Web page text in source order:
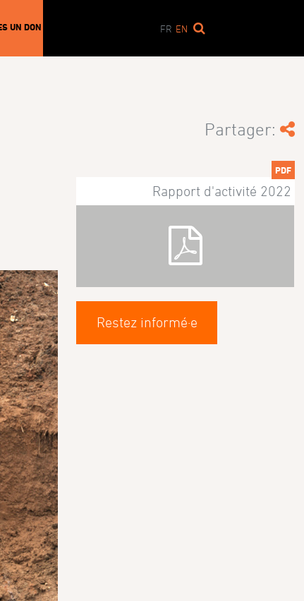
UN DON FR EN
Partager:
PDF
Rapport d'activité 2022
Restez informé·e